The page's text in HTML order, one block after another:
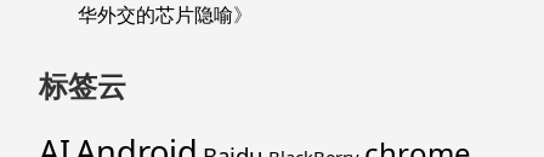
华外交的芯片隐喻》
标签云